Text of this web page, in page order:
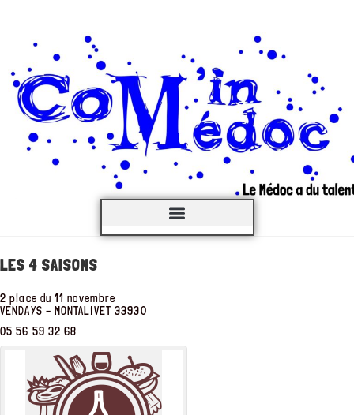
LES 4 SAISONS
2 place du 11 novembre
VENDAYS – MONTALIVET 33930
05 56 59 32 68